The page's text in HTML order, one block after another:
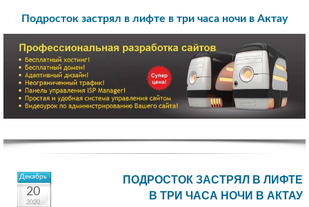
Подросток застрял в лифте в три часа ночи в Актау
Декабрь
20
2020
ПОДРОСТОК ЗАСТРЯЛ В ЛИФТЕ
В ТРИ ЧАСА НОЧИ В АКТАУ